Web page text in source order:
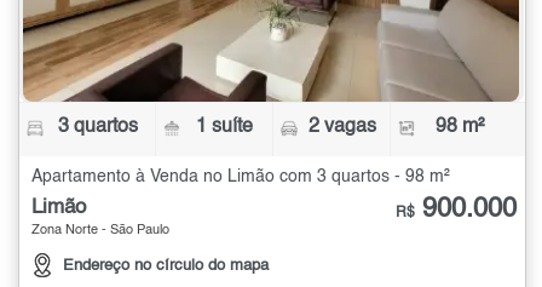
3 quartos 1 suíte 2 vagas 98 m²
Apartamento à Venda no Limão com 3 quartos - 98 m²
Limão
Zona Norte - São Paulo
Endereço no círculo do mapa
R$ 900.000